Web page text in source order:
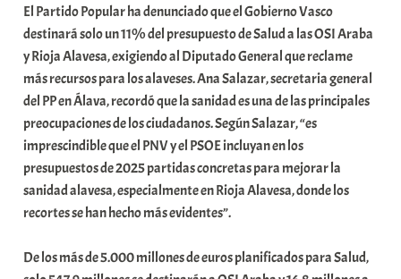
a
r
E
r
r
i
o
x
a
K
m
El Partido Popular ha denunciado que el Gobierno Vasco
destinará solo un 11% del presupuesto de Salud a las OSI Araba
y Rioja Alavesa, exigiendo al Diputado General que reclame
más recursos para los alaveses. Ana Salazar, secretaria general
del PP en Álava, recordó que la sanidad es una de las principales
preocupaciones de los ciudadanos. Según Salazar, “es
imprescindible que el PNV y el PSOE incluyan en los
presupuestos de 2025 partidas concretas para mejorar la
sanidad alavesa, especialmente en Rioja Alavesa, donde los
recortes se han hecho más evidentes”.
De los más de 5.000 millones de euros planificados para Salud,